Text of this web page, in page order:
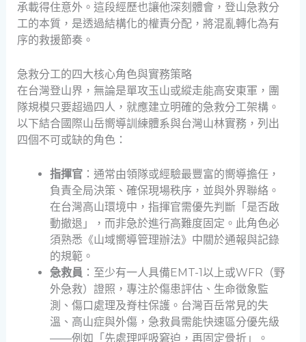
承載得住意外。這段經歷也讓他深刻體會，登山急救分
工的本質，是透過結構化的權責分配，將混亂轉化為有
序的救援節奏。
急救分工的四大核心角色與實務策略
在台灣登山界，無論是單攻玉山或縱走能高安東軍，團
隊規模只要超過四人，就應建立明確的急救分工架構。
以下結合國際山岳嚮導訓練體系與台灣山林實務，列出
四個不可或缺的角色：
指揮官：通常由領隊或經驗最豐富的嚮導擔任，
負責全局決策、確保現場秩序，並與外界聯絡。
在台灣高山環境中，指揮官需優先判斷「是否啟
動撤退」，而非急於進行高難度固定。此角色必
須熟悉《山域嚮導管理辦法》中關於通報與記錄
的規範。
急救員 ：至少有一人具備EMT-1以上或WFR（野
外急救）證照，專注於傷患評估、生命徵象監
測、傷口處理及脊柱保護。台灣百岳常見的失
溫、高山症與外傷，急救員需能快速區分優先級
——例如「先處理呼吸窘迫，再固定骨折」。